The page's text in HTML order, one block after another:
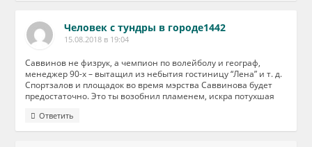
Человек с тундры в городе1442
15.08.2018 в 19:04
Саввинов не физрук, а чемпион по волейболу и географ,
менеджер 90-х – вытащил из небытия гостиницу “Лена” и т. д.
Спортзалов и площадок во время мэрства Саввинова будет
предостаточно. Это ты возобнил пламенем, искра потухшая
Ответить